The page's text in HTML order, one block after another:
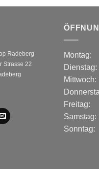
Radeberg
Strasse 22
Montag:
Dienstag:
Mittwoch:
Freitag:
Samstag:
Sonntag: